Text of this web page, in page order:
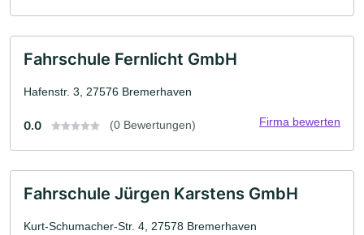
Fahrschule Fernlicht GmbH
Hafenstr. 3, 27576 Bremerhaven
0.0 (0 Bewertungen) Firma bewerten
Fahrschule Jürgen Karstens GmbH
Kurt-Schumacher-Str. 4, 27578 Bremerhaven